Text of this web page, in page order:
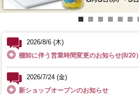
フロア案内
アクセス
2026/8/6 (木)
棚卸に伴う営業時間変更のお知らせ(8/20）
2026/7/24 (金)
新ショップオープンのお知らせ